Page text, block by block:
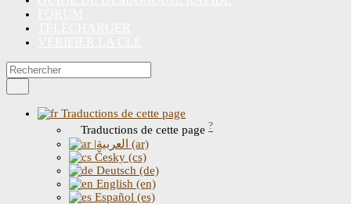
Traductions de cette page
Traductions de cette page ?
|العربية (ar)
Česky (cs)
Deutsch (de)
English (en)
Español (es)